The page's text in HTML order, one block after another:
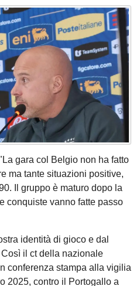
gara col Belgio non ha fatto
ma tante situazioni positive,
Il gruppo è maturo dopo la
conquiste vanno fatte passo
identità di gioco e dal
il ct della nazionale
conferenza stampa alla vigilia
2025, contro il Portogallo a